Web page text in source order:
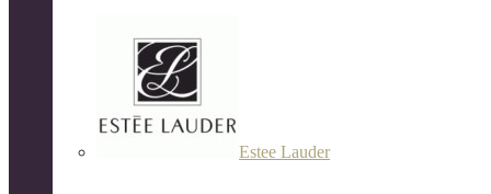
Estee Lauder